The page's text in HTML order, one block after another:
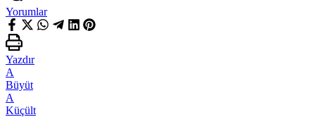
Yorumlar
Yazdır
A
Büyüt
A
Küçült